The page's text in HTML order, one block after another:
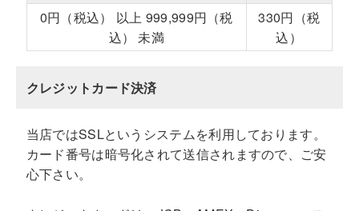
0円（税込） 以上 999,999円（税
込） 未満
330円（税
込）
クレジットカード決済
当店ではSSLというシステムを利用しております。
カード番号は暗号化されて送信されますので、ご安
心下さい。